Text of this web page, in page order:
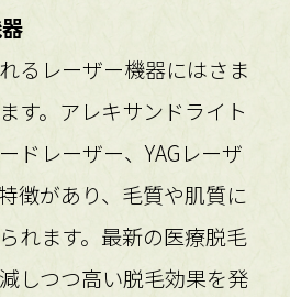
るレーザー機器にはさま
す。アレキサンドライト
ドレーザー、YAGレーザ
徴があり、毛質や肌質に
れます。最新の医療脱毛
しつつ高い脱毛効果を発